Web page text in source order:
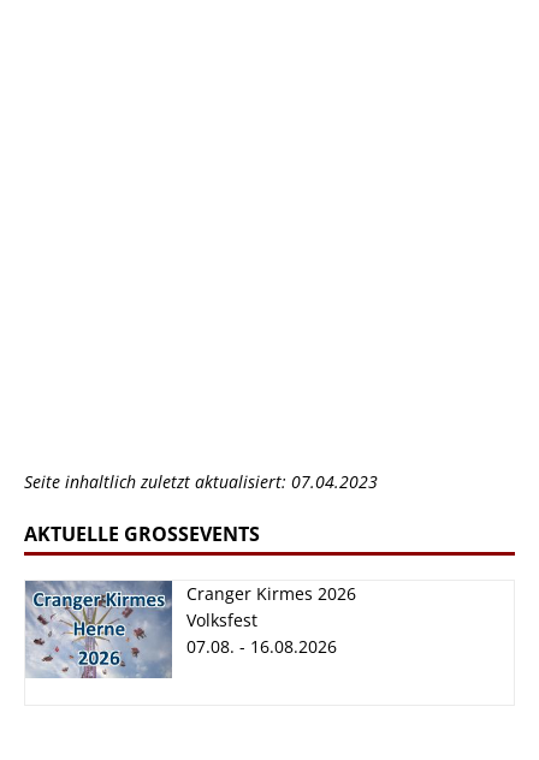
Seite inhaltlich zuletzt aktualisiert: 07.04.2023
AKTUELLE GROSSEVENTS
Cranger Kirmes 2026
Volksfest
07.08. - 16.08.2026